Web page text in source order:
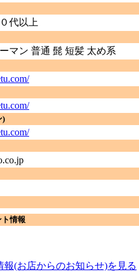
代以上
マン 普通 髭 短髪 太め系
)
情報
(お店からのお知らせ)を見る